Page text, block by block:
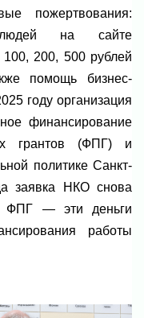
пожертвования:
людей на сайте
200, 500 рублей
помощь бизнес-
году организация
финансирование
грантов (ФПГ) и
политике Санкт-
заявка НКО снова
ФПГ — эти деньги
работы